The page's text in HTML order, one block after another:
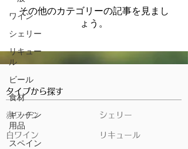
ワイン
シェリー
リキュー
ル
ビール
食材
キッチン
用品
スペイン
その他のカテゴリーの記事を見まし
ょう。
タイプから探す
赤ワイン
白ワイン
シェリー
リキュール